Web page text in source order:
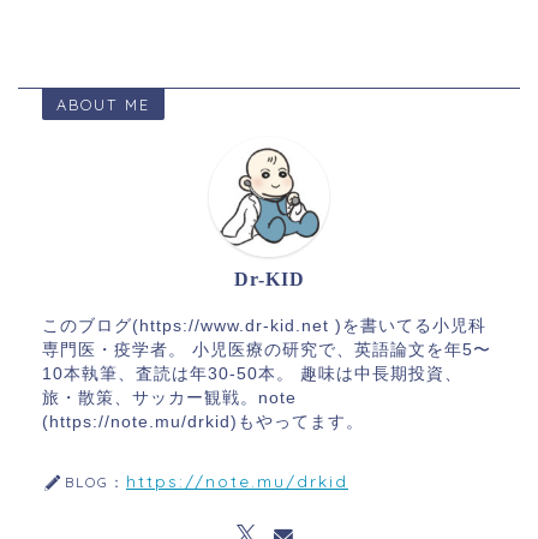
ABOUT ME
Dr-KID
このブログ(https://www.dr-kid.net )を書いてる小児科
専門医・疫学者。 小児医療の研究で、英語論文を年5〜
10本執筆、査読は年30-50本。 趣味は中長期投資、
旅・散策、サッカー観戦。note
(https://note.mu/drkid)もやってます。
BLOG： https://note.mu/drkid